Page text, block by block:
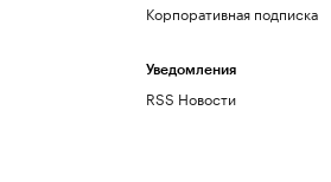
Корпоративная подписка
Уведомления
RSS Новости